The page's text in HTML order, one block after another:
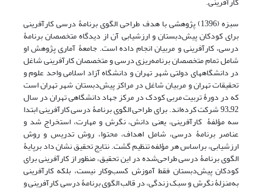
سبزه (1396) پژوهشی با هدف طراحی الگوی برنامۀ درسی کارآفرینی
برای کودکان پیش‌دبستان و ارزشیابی آن از دیدگاه متخصصان برنامۀ
درسی، کارآفرینی و مربیان انجام داده است. جامعۀ آماری پژوهش او
شامل تمام متخصصان برنامه‌ریزی درسی و متخصصان کارآفرینی شاغل
در دانشگاه­های دولتی شهر تهران و دانشگاه آزاد اسلامی واحد علوم و
تحقیقات تهران و مربیان شاغل در مراکز پیش‌دبستان شهر تهران است
که در دورۀ تربیت مربی کودک در مرکز جهاد دانشگاهی تهران در سال
92ـ93 شرکت کرده‌اند. برای طراحی الگوی برنامۀ درسی کارآفرینی ابتدا
سه مؤلفۀ کارآفرینی، یعنی دانش، نگرش و مهارت، استخراج شد و
عناصر برنامۀ درسی، شامل اهداف، محتوا، روش تدریس و روش
ارزشیابی، براساس هر مؤلفه تنظیم گشت. نتایج تحقیق نشان داد برپایۀ
الگوی برنامۀ درسی طراحی‌شده در این تحقیق، منظور از کارآفرینی برای
کودکان پیش‌دبستان فقط آموزش کسب‌وکار نیست، بلکه کارآفرینی
به‌منزلۀ نگرش و سبک زندگی، در قالب الگوی برنامۀ درسی کارآفرینی و